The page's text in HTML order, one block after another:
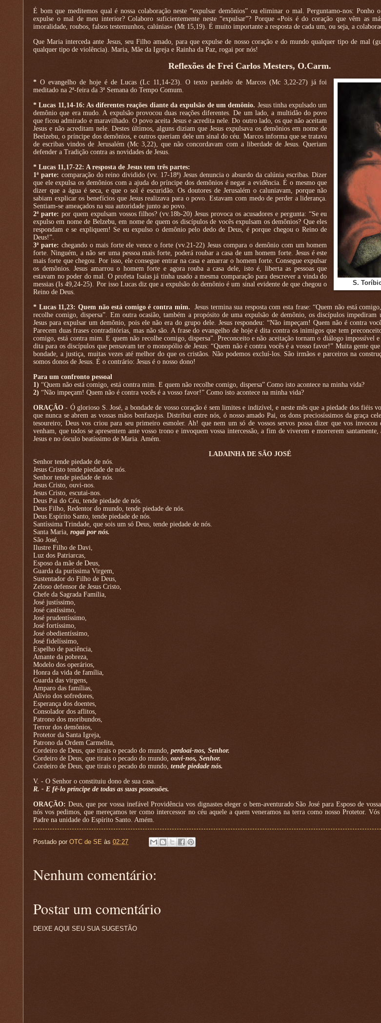
É bom que meditemos qual é nossa colaboração neste “expulsar demônios” ou eliminar o mal. Perguntamo-nos: Ponho
expulse o mal de meu interior? Colaboro suficientemente neste “expulsar”? Porque «Pois é do coração que vêm as
imoralidade, roubos, falsos testemunhos, calúnias» (Mt 15,19). É muito importante a resposta de cada um, ou seja, a
Que Maria interceda ante Jesus, seu Filho amado, para que expulse de nosso coração e do mundo qualquer tipo de mal
qualquer tipo de violência). Maria, Mãe da Igreja e Rainha da Paz, rogai por nós!
Reflexões de Frei Carlos Mesters, O.Carm.
S.
* O evangelho de hoje é de Lucas (Lc 11,14-23). O texto paralelo de Marcos (Mc 3,22-27) já foi
meditado na 2ª-feira da 3ª Semana do Tempo Comum.
* Lucas 11,14-16: As diferentes reações diante da expulsão de um demônio. Jesus tinha expulsado um
demônio que era mudo. A expulsão provocou duas reações diferentes. De um lado, a multidão do povo
que ficou admirado e maravilhado. O povo aceita Jesus e acredita nele. Do outro lado, os que não aceitam
Jesus e não acreditam nele. Destes últimos, alguns diziam que Jesus expulsava os demônios em nome de
Beelzebu, o príncipe dos demônios, e outros queriam dele um sinal do céu. Marcos informa que se tratava
de escribas vindos de Jerusalém (Mc 3,22), que não concordavam com a liberdade de Jesus. Queriam
defender a Tradição contra as novidades de Jesus.
* Lucas 11,17-22: A resposta de Jesus tem três partes:
1ª parte: comparação do reino dividido (vv. 17-18ª) Jesus denuncia o absurdo da calúnia escribas. Dizer
que ele expulsa os demônios com a ajuda do príncipe dos demônios é negar a evidência. É o mesmo que
dizer que a água é seca, e que o sol é escuridão. Os doutores de Jerusalém o caluniavam, porque não
sabiam explicar os benefícios que Jesus realizava para o povo. Estavam com medo de perder a liderança.
Sentiam-se ameaçados na sua autoridade junto ao povo.
2ª parte: por quem expulsam vossos filhos? (vv.18b-20) Jesus provoca os acusadores e pergunta: “Se eu
expulso em nome de Belzebu, em nome de quem os discípulos de vocês expulsam os demônios? Que eles
respondam e se expliquem! Se eu expulso o demônio pelo dedo de Deus, é porque chegou o Reino de
Deus!”.
3ª parte: chegando o mais forte ele vence o forte (vv.21-22) Jesus compara o demônio com um homem
forte. Ninguém, a não ser uma pessoa mais forte, poderá roubar a casa de um homem forte. Jesus é este
mais forte que chegou. Por isso, ele consegue entrar na casa e amarrar o homem forte. Consegue expulsar
os demônios. Jesus amarrou o homem forte e agora rouba a casa dele, isto é, liberta as pessoas que
estavam no poder do mal. O profeta Isaías já tinha usado a mesma comparação para descrever a vinda do
messias (Is 49,24-25). Por isso Lucas diz que a expulsão do demônio é um sinal evidente de que chegou o
Reino de Deus.
* Lucas 11,23: Quem não está comigo é contra mim.
Jesus termina sua resposta com esta frase: “Quem não está
recolhe comigo, dispersa”. Em outra ocasião, também a propósito de uma expulsão de demônio, os discípulos impediram
Jesus para expulsar um demônio, pois ele não era do grupo dele. Jesus respondeu: “Não impeçam! Quem não é contra
Parecem duas frases contraditórias, mas não são. A frase do evangelho de hoje é dita contra os inimigos que tem
comigo, está contra mim. E quem não recolhe comigo, dispersa”. Preconceito e não aceitação tornam o diálogo impossível
dita para os discípulos que pensavam ter o monopólio de Jesus: “Quem não é contra vocês é a vosso favor!” Muita gente
bondade, a justiça, muitas vezes até melhor do que os cristãos. Não podemos excluí-los. São irmãos e parceiros na
somos donos de Jesus. É o contrário: Jesus é o nosso dono!
Para um confronto pessoal
1) “Quem não está comigo, está contra mim. E quem não recolhe comigo, dispersa” Como isto acontece na minha vida?
2) “Não impeçam! Quem não é contra vocês é a vosso favor!” Como isto acontece na minha vida?
ORAÇÃO - Ó glorioso S. José, a bondade de vosso coração é sem limites e indizível, e neste mês que a piedade dos fiéis
que nunca se abrem as vossas mãos benfazejas. Distribui entre nós, ó nosso amado Pai, os dons preciosíssimos da graça
tesoureiro; Deus vos criou para seu primeiro esmoler. Ah! que nem um só de vossos servos possa dizer que vos invocou
venham, que todos se apresentem ante vosso trono e invoquem vossa intercessão, a fim de viverem e morrerem
Jesus e no ósculo beatíssimo de Maria. Amém.
LADAINHA DE SÃO JOSÉ
Senhor tende piedade de nós.
Jesus Cristo tende piedade de nós.
Senhor tende piedade de nós.
Jesus Cristo, ouvi-nos.
Jesus Cristo, escutai-nos.
Deus Pai do Céu, tende piedade de nós.
Deus Filho, Redentor do mundo, tende piedade de nós.
Deus Espírito Santo, tende piedade de nós.
Santíssima Trindade, que sois um só Deus, tende piedade de nós.
Santa Maria, rogai por nós.
São José,
Ilustre Filho de Davi,
Luz dos Patriarcas,
Esposo da mãe de Deus,
Guarda da puríssima Virgem,
Sustentador do Filho de Deus,
Zeloso defensor de Jesus Cristo,
Chefe da Sagrada Família,
José justíssimo,
José castíssimo,
José prudentíssimo,
José fortíssimo,
José obedientíssimo,
José fidelíssimo,
Espelho de paciência,
Amante da pobreza,
Modelo dos operários,
Honra da vida de família,
Guarda das virgens,
Amparo das famílias,
Alívio dos sofredores,
Esperança dos doentes,
Consolador dos aflitos,
Patrono dos moribundos,
Terror dos demônios,
Protetor da Santa Igreja,
Patrono da Ordem Carmelita,
Cordeiro de Deus, que tirais o pecado do mundo, perdoai-nos, Senhor.
Cordeiro de Deus, que tirais o pecado do mundo, ouvi-nos, Senhor.
Cordeiro de Deus, que tirais o pecado do mundo, tende piedade nós.
V. - O Senhor o constituiu dono de sua casa.
R. - E fê-lo príncipe de todas as suas possessões.
ORAÇÃO: Deus, que por vossa inefável Providência vos dignastes eleger o bem-aventurado São José para Esposo de
nós vos pedimos, que mereçamos ter como intercessor no céu aquele a quem veneramos na terra como nosso Protetor.
Padre na unidade do Espírito Santo. Amém.
Postado por OTC de SE às 02:27
Nenhum comentário:
Postar um comentário
DEIXE AQUI SEU SUA SUGESTÃO